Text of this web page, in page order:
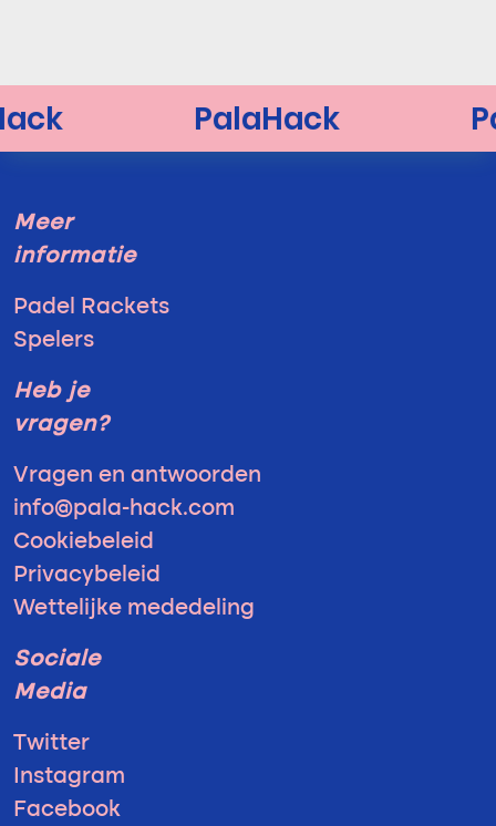
Meer
informatie
Padel Rackets
Spelers
Heb je
vragen?
Vragen en antwoorden
info@pala-hack.com
Cookiebeleid
Privacybeleid
Wettelijke mededeling
Sociale
Media
Twitter
Instagram
Facebook